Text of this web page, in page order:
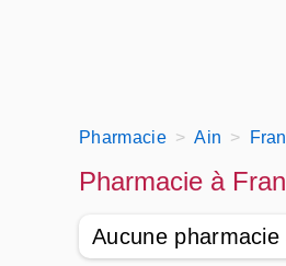
Pharmacie Ain
Pharmacie à
Aucune pharmacie